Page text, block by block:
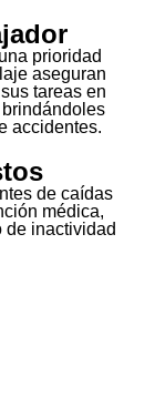
prioridad
aseguran
tareas en
accidentes.
de caídas
médica,
de inactividad